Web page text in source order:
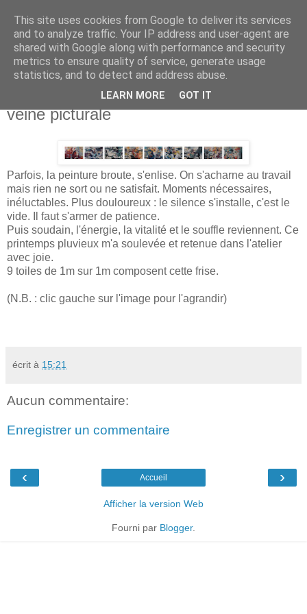
Isabelle L. Simon
artiste peintre
dimanche 20 mai 2012
veine picturale
Parfois, la peinture broute, s'enlise. On s'acharne au travail
mais rien ne sort ou ne satisfait. Moments nécessaires,
inéluctables. Plus douloureux : le silence s'installe, c'est le
vide. Il faut s'armer de patience.
Puis soudain, l'énergie, la vitalité et le souffle reviennent. Ce
printemps pluvieux m'a soulevée et retenue dans l'atelier
avec joie.
9 toiles de 1m sur 1m composent cette frise.
(N.B. : clic gauche sur l'image pour l'agrandir)
écrit à 15:21
Aucun commentaire:
Enregistrer un commentaire
‹ ›
Accueil
Afficher la version Web
Fourni par Blogger.
This site uses cookies from Google to deliver its services
and to analyze traffic. Your IP address and user-agent are
shared with Google along with performance and security
metrics to ensure quality of service, generate usage
statistics, and to detect and address abuse.
LEARN MORE GOT IT